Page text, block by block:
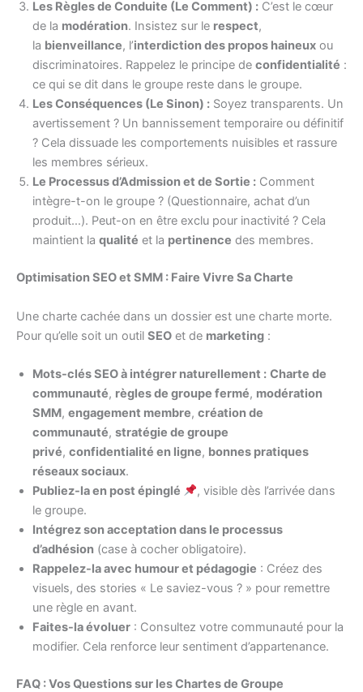
Les Règles de Conduite (Le Comment) : C’est le cœur
de la modération. Insistez sur le respect,
la bienveillance, l’interdiction des propos haineux ou
discriminatoires. Rappelez le principe de confidentialité :
ce qui se dit dans le groupe reste dans le groupe.
Les Conséquences (Le Sinon) : Soyez transparents. Un
avertissement ? Un bannissement temporaire ou définitif
? Cela dissuade les comportements nuisibles et rassure
les membres sérieux.
Le Processus d’Admission et de Sortie : Comment
intègre-t-on le groupe ? (Questionnaire, achat d’un
produit…). Peut-on en être exclu pour inactivité ? Cela
maintient la qualité et la pertinence des membres.
Optimisation SEO et SMM : Faire Vivre Sa Charte
Une charte cachée dans un dossier est une charte morte.
Pour qu’elle soit un outil SEO et de marketing :
Mots-clés SEO à intégrer naturellement : Charte de
communauté, règles de groupe fermé, modération
SMM, engagement membre, création de
communauté, stratégie de groupe
privé, confidentialité en ligne, bonnes pratiques
réseaux sociaux.
Publiez-la en post épinglé
, visible dès l’arrivée dans
le groupe.
Intégrez son acceptation dans le processus
d’adhésion (case à cocher obligatoire).
Rappelez-la avec humour et pédagogie : Créez des
visuels, des stories « Le saviez-vous ? » pour remettre
une règle en avant.
Faites-la évoluer : Consultez votre communauté pour la
modifier. Cela renforce leur sentiment d’appartenance.
FAQ : Vos Questions sur les Chartes de Groupe